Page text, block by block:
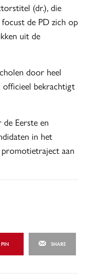
(dr.), die
de PD zich op
uit de
door heel
officieel bekrachtigt
Eerste en
in het
aan
PIN SHARE